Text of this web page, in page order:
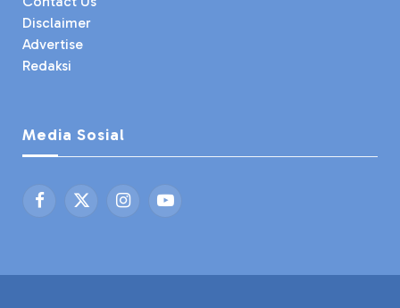
Disclaimer
Advertise
Redaksi
Media Sosial
Facebook
X
InstagramYouTube